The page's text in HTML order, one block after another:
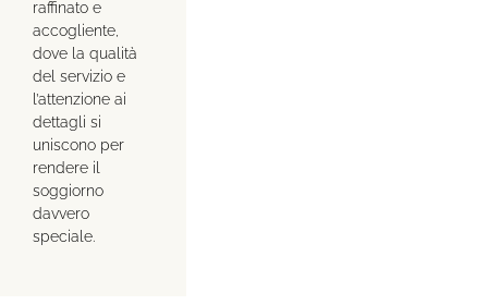
raffinato e
accogliente,
dove la qualità
del servizio e
l’attenzione ai
dettagli si
uniscono per
rendere il
soggiorno
davvero
speciale.